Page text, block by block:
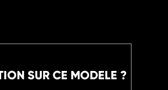
SUR CE MODELE ?